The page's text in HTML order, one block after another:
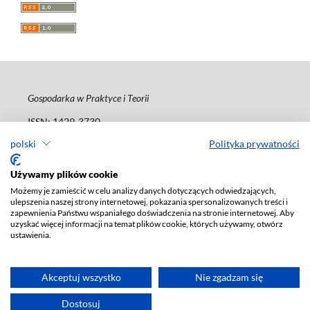
polski Polityka prywatności
Używamy plików cookie
Możemy je zamieścić w celu analizy danych dotyczących odwiedzających,
ulepszenia naszej strony internetowej, pokazania spersonalizowanych treści i
zapewnienia Państwu wspaniałego doświadczenia na stronie internetowej. Aby
uzyskać więcej informacji na temat plików cookie, których używamy, otwórz
ustawienia.
Akceptuj wszystko Nie zgadzam się
Dostosuj
Gospodarka w Praktyce i Teorii
ISSN: 1429-3730